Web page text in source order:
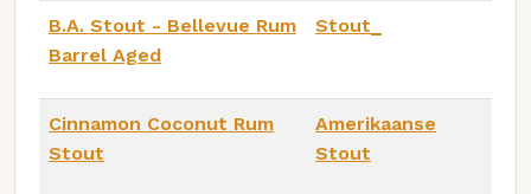
B.A. Stout - Bellevue Rum
Barrel Aged
Stout_
Cinnamon Coconut Rum
Stout
Amerikaanse
Stout